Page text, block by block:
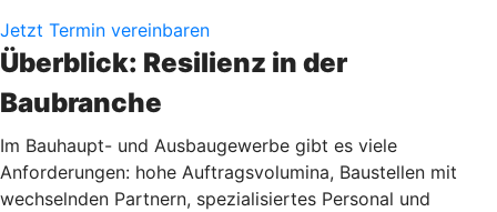
Jetzt Termin vereinbaren
Überblick: Resilienz in der
Baubranche
Im Bauhaupt- und Ausbaugewerbe gibt es viele
Anforderungen: hohe Auftragsvolumina, Baustellen mit
wechselnden Partnern, spezialisiertes Personal und